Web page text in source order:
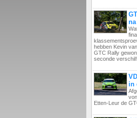
hebben Kevin
GTC Rally
seconde verschil!
in
Etten-Leur de